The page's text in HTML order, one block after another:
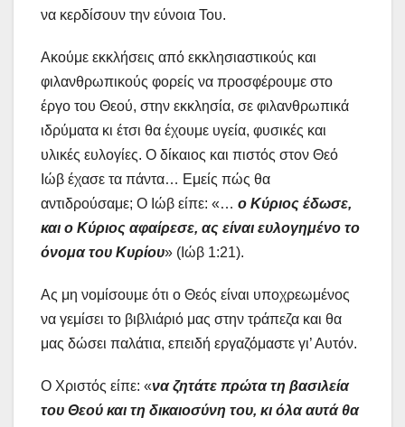
να κερδίσουν την εύνοια Του.
Ακούμε εκκλήσεις από εκκλησιαστικούς και
φιλανθρωπικούς φορείς να προσφέρουμε στο
έργο του Θεού, στην εκκλησία, σε φιλανθρωπικά
ιδρύματα κι έτσι θα έχουμε υγεία, φυσικές και
υλικές ευλογίες. Ο δίκαιος και πιστός στον Θεό
Ιώβ έχασε τα πάντα… Εμείς πώς θα
αντιδρούσαμε; Ο Ιώβ είπε: «… ο Κύριος έδωσε,
και ο Κύριος αφαίρεσε, ας είναι ευλογημένο το
όνομα του Κυρίου» (Ιώβ 1:21).
Ας μη νομίσουμε ότι ο Θεός είναι υποχρεωμένος
να γεμίσει το βιβλιάριό μας στην τράπεζα και θα
μας δώσει παλάτια, επειδή εργαζόμαστε γι’ Αυτόν.
Ο Χριστός είπε: «να ζητάτε πρώτα τη βασιλεία
του Θεού και τη δικαιοσύνη του, κι όλα αυτά θα